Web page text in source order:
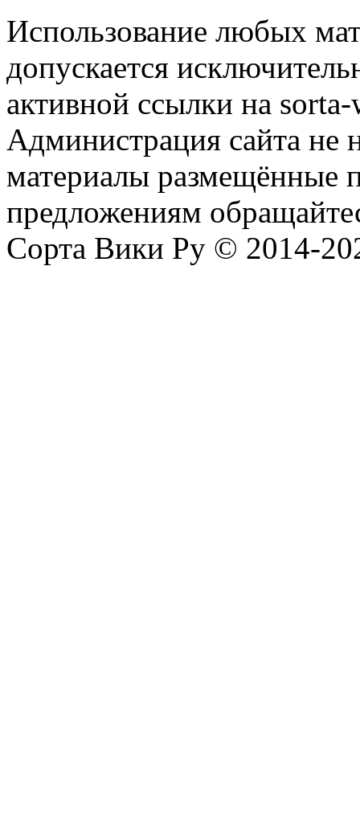
Использование любых
допускается
активной ссылки на
Администрация сайта не
материалы размещённые
предложениям
Сорта Вики Ру © 2014-